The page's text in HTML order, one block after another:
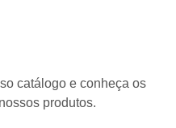
catálogo e conheça os
produtos.